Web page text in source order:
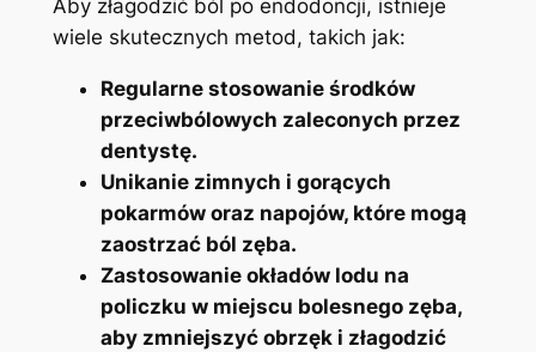
Aby złagodzić ból ⁤po endodoncji, istnieje
wiele skutecznych ⁢metod, takich jak:
Regularne stosowanie​ środków
przeciwbólowych zaleconych ⁢przez
dentystę.
Unikanie​ zimnych i gorących
pokarmów oraz napojów, ‍które mogą​
zaostrzać⁣ ból ⁤zęba.
Zastosowanie okładów lodu na
policzku w miejscu bolesnego zęba,
aby zmniejszyć obrzęk i złagodzić